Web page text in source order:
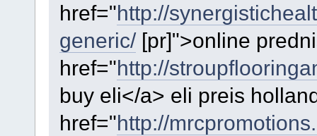
href="http://
generic/[pr]">online
href="http://
buy eli</a> eli preis
href="http://